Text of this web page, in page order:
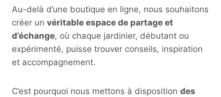
Au-delà d’une boutique en ligne, nous souhaitons
créer un véritable espace de partage et
d’échange, où chaque jardinier, débutant ou
expérimenté, puisse trouver conseils, inspiration
et accompagnement.
C’est pourquoi nous mettons à disposition des